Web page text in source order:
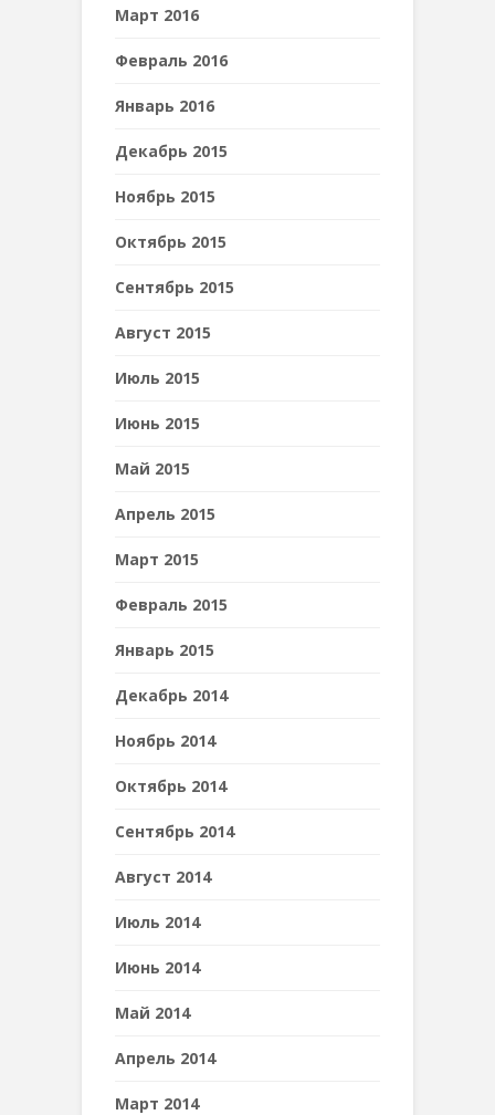
Март 2016
Февраль 2016
Январь 2016
Декабрь 2015
Ноябрь 2015
Октябрь 2015
Сентябрь 2015
Август 2015
Июль 2015
Июнь 2015
Май 2015
Апрель 2015
Март 2015
Февраль 2015
Январь 2015
Декабрь 2014
Ноябрь 2014
Октябрь 2014
Сентябрь 2014
Август 2014
Июль 2014
Июнь 2014
Май 2014
Апрель 2014
Март 2014